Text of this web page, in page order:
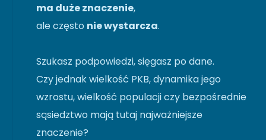
ma duże znaczenie,
ale często nie wystarcza.
Szukasz podpowiedzi, sięgasz po dane.
Czy jednak wielkość PKB, dynamika jego
wzrostu, wielkość populacji czy bezpośrednie
sąsiedztwo mają tutaj najważniejsze
znaczenie?